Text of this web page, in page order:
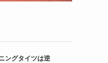
ングタイツは逆